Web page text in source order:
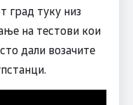
град туку низ
на тестови кои
дали возачите